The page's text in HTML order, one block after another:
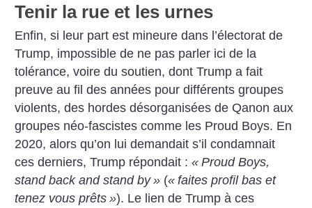
Tenir la rue et les urnes
Enfin, si leur part est mineure dans l’électorat de
Trump, impossible de ne pas parler ici de la
tolérance, voire du soutien, dont Trump a fait
preuve au fil des années pour différents groupes
violents, des hordes désorganisées de Qanon aux
groupes néo-fascistes comme les Proud Boys. En
2020, alors qu’on lui demandait s’il condamnait
ces derniers, Trump répondait :« Proud Boys,
stand back and stand by » (« faites profil bas et
tenez vous prêts »). Le lien de Trump à ces